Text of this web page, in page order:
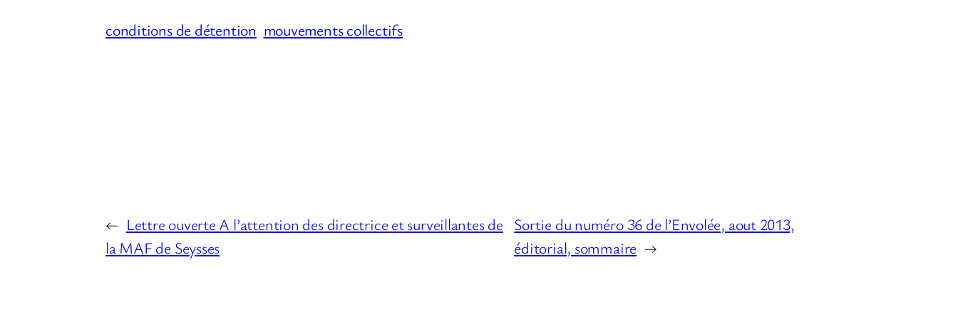
conditions de détention mouvements collectifs
← Lettre ouverte A l’attention des directrice et surveillantes de
la MAF de Seysses
Sortie du numéro 36 de l’Envolée, aout 2013,
éditorial, sommaire →